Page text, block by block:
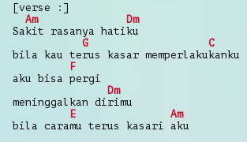
[verse :]
Am
Dm
Sakit rasanya hatiku
G
C
bila kau terus kasar memperlakukanku
F
aku bisa pergi
Dm
meninggalkan dirimu
E
Am
bila caramu terus kasari aku